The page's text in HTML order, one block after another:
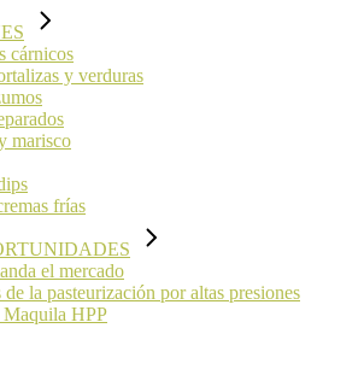
cárnicos
y verduras
marisco
frías
el mercado
la pasteurización por altas presiones
HPP